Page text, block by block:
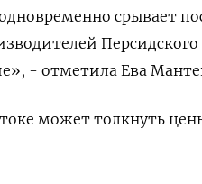
срывает
Персидского
- отметила Ева
может толкнуть